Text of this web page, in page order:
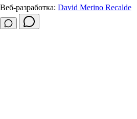
Веб-разработка: David Merino Recalde